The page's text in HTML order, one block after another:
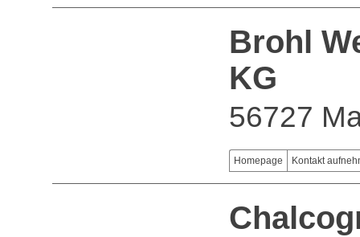
Brohl
KG
56727
Homepage Kontakt